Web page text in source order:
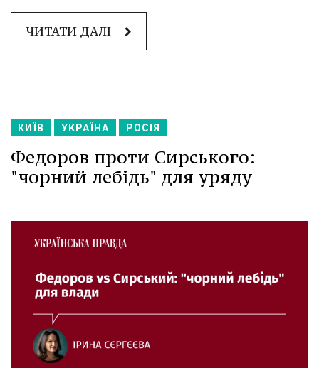
ЧИТАТИ ДАЛІ
КИЇВ УКРАЇНА РОСІЯ
Федоров проти Сирського:
"чорний лебідь" для уряду